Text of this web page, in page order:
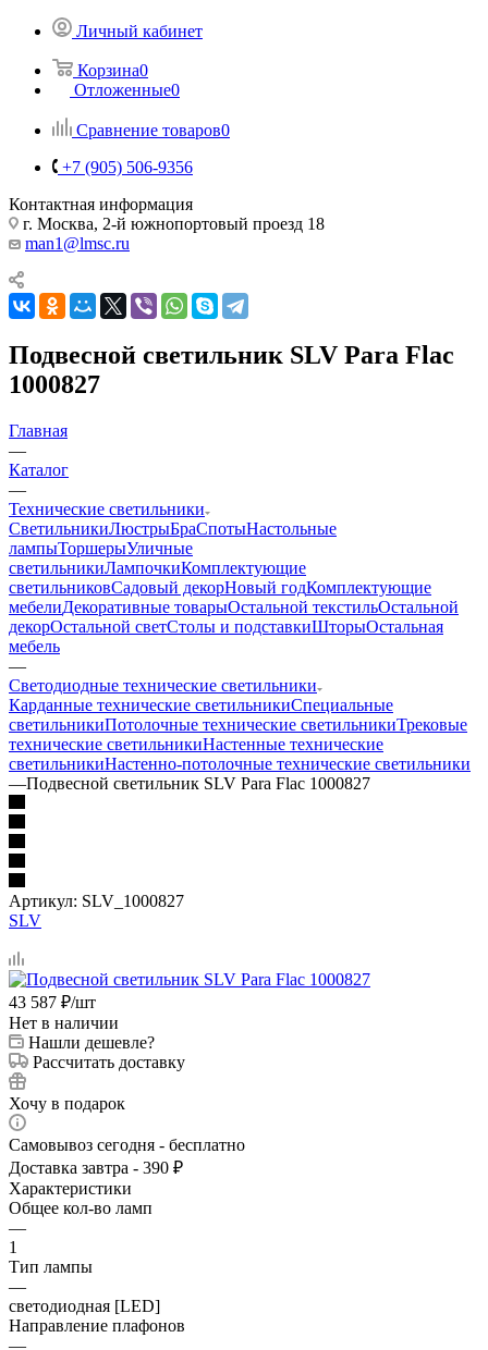
Личный кабинет
Корзина0
Отложенные0
Сравнение товаров0
+7 (905) 506-9356
Контактная информация
г. Москва, 2-й южнопортовый проезд 18
man1@lmsc.ru
Подвесной светильник SLV Para Flac
1000827
Главная
—
Каталог
—
Технические светильники
СветильникиЛюстрыБраСпотыНастольные
лампыТоршерыУличные
светильникиЛампочкиКомплектующие
светильниковСадовый декорНовый годКомплектующие
мебелиДекоративные товарыОстальной текстильОстальной
декорОстальной светСтолы и подставкиШторыОстальная
мебель
—
Светодиодные технические светильники
Карданные технические светильникиСпециальные
светильникиПотолочные технические светильникиТрековые
технические светильникиНастенные технические
светильникиНастенно-потолочные технические светильники
—Подвесной светильник SLV Para Flac 1000827
Артикул: SLV_1000827
SLV
43 587 ₽/шт
Нет в наличии
Нашли дешевле?
Рассчитать доставку
Хочу в подарок
Самовывоз сегодня - бесплатно
Доставка завтра - 390 ₽
Характеристики
Общее кол-во ламп
—
1
Тип лампы
—
светодиодная [LED]
Направление плафонов
—